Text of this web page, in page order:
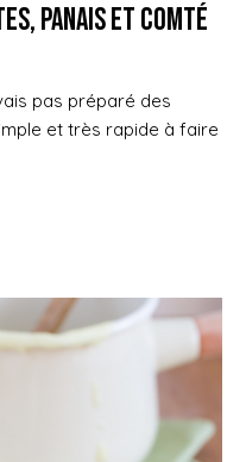
Panais et Comté
pas préparé des
et très rapide à faire